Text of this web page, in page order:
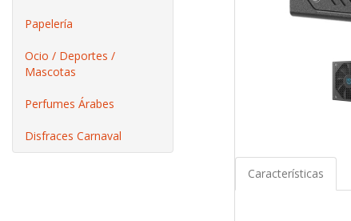
Papelería
Ocio / Deportes /
Mascotas
Perfumes Árabes
Disfraces Carnaval
Características